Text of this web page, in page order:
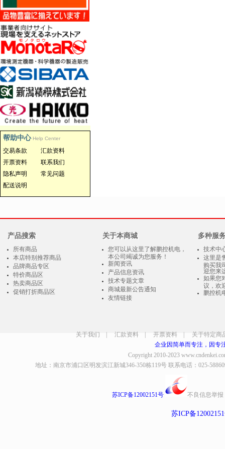
帮助中心 Help Center
交易条款
汇款资料
开票资料
联系我们
隐私声明
常见问题
配送说明
产品搜索
所有商品
本店特别推荐商品
品牌商品专区
特价商品区
热卖商品区
促销打折商品区
关于本商城
您可以从这里了解鹏控机电，
本公司竭诚为您服务！
新闻资讯
产品信息资讯
技术专题文章
商城最新公告通知
友情链接
多种服
技术中
这里是
购买我
迎您来
如果您
议，欢
鹏控机
关于我们 汇款资料 开票资料
关于特定商
企业因简单而专注，因专
Copyright 2010-2023
地址：南京市浦口区明发滨江新城346-350栋119号 联系电话：025-
苏ICP备12002151号 不良信息举报
苏ICP备